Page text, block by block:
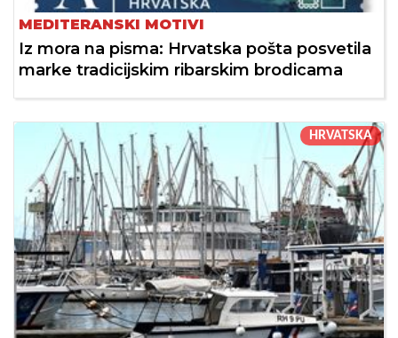
MEDITERANSKI MOTIVI
Iz mora na pisma: Hrvatska pošta posvetila
marke tradicijskim ribarskim brodicama
HRVATSKA